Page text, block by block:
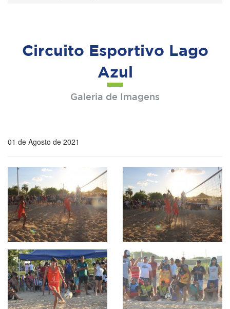
Circuito Esportivo Lago
Azul
Galeria de Imagens
01 de Agosto de 2021